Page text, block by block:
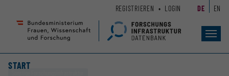
Seiteninhalt
Accesskey
Hauptnavigation
Accesskey
START
REGISTRIEREN LOGIN DE EN